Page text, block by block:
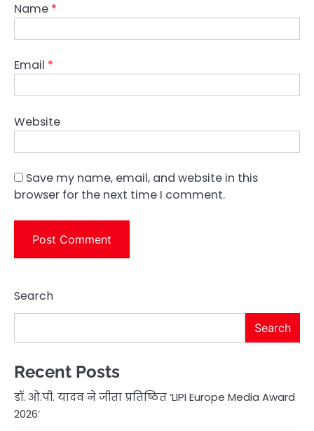
Name *
Email *
Website
Save my name, email, and website in this
browser for the next time I comment.
Search
Search
Recent Posts
डॉ. ओ.पी. यादव ने जीता प्रतिष्ठित ‘LIPI Europe Media Award
2026’